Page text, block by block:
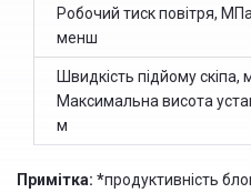
Робочий тиск повітря,
менш
Швидкість підйому скіпа,
Максимальна висота
м
Примітка: *продуктивність